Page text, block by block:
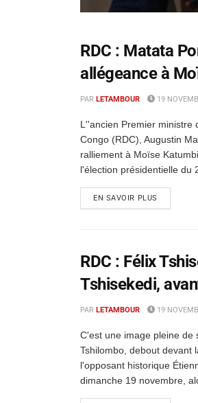
RDC : Matata
allégeance à
PAR LETAMBOUR 19
L''ancien Premier ministre
Congo (RDC), Augustin
ralliement à Moïse
l'élection présidentielle du
EN SAVOIR PLUS
RDC : Félix
Tshisekedi,
PAR LETAMBOUR 19
C'est une image pleine de
Tshilombo, debout devant
l'opposant historique
dimanche 19 novembre,